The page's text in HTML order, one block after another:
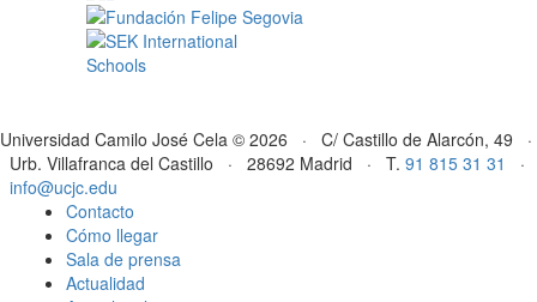
Universidad Camilo José Cela © 2026 · C/ Castillo de Alarcón, 49 ·
Urb. Villafranca del Castillo · 28692 Madrid · T. 91 815 31 31
·
info@ucjc.edu
Contacto
Cómo llegar
Sala de prensa
Actualidad